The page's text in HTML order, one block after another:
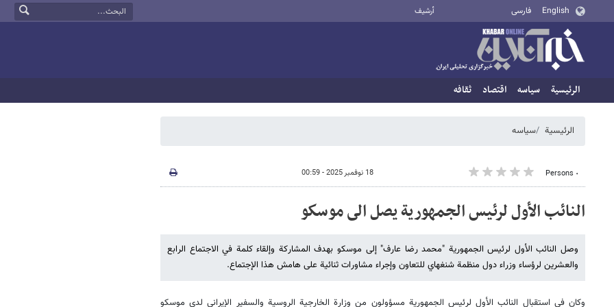
English فارسی أرشيف
الرئيسية سیاسه اقتصاد ثقافه
الرئيسية سیاسه
٠ Persons 18 نوفمبر 2025 - 00:59
النائب الأول لرئيس الجمهورية يصل الى موسكو
وصل النائب الأول لرئيس الجمهورية "محمد رضا عارف" إلى موسكو بهدف المشاركة وإلقاء كلمة في الاجتماع الرابع
والعشرين لرؤساء وزراء دول منظمة شنغهاي للتعاون وإجراء مشاورات ثنائية على هامش هذا الإجتماع.
وكان في استقبال النائب الأول لرئيس الجمهوریة مسؤولون من وزارة الخارجية الروسية والسفير الإيراني لدى موسكو